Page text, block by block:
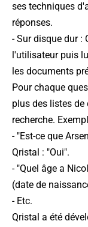
ses techniques
réponses.
- Sur disque dur :
l'utilisateur puis
les documents
Pour chaque
plus des listes
recherche.
- "Est-ce que
Qristal : "Oui".
- "Quel âge a
(date de
- Etc.
Qristal a été